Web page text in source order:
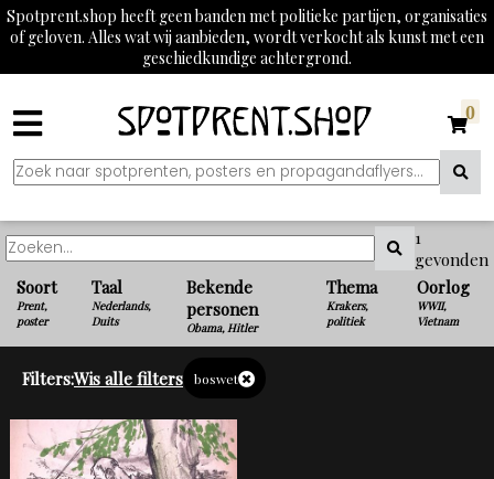
Spotprent.shop heeft geen banden met politieke partijen, organisaties
of geloven. Alles wat wij aanbieden, wordt verkocht als kunst met een
geschiedkundige achtergrond.
0
1
gevonden
Soort
Prent,
poster
Taal
Nederlands,
Duits
Bekende
personen
Obama, Hitler
Thema
Krakers,
politiek
Oorlog
WWII,
Vietnam
Filters:Wis alle filters boswet